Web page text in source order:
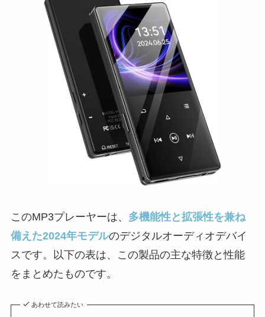
このMP3プレーヤーは、 多機能性と拡張性を兼ね
備えた2024年モデルのデジタルオーディオデバイ
スです。以下の表は、この製品の主な特徴と性能
をまとめたものです。
あわせて読みたい